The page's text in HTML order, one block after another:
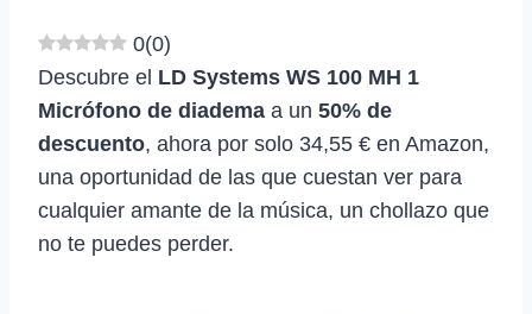
0(0)
Descubre el LD Systems WS 100 MH 1
Micrófono de diadema a un 50% de
descuento, ahora por solo 34,55 € en Amazon,
una oportunidad de las que cuestan ver para
cualquier amante de la música, un chollazo que
no te puedes perder.